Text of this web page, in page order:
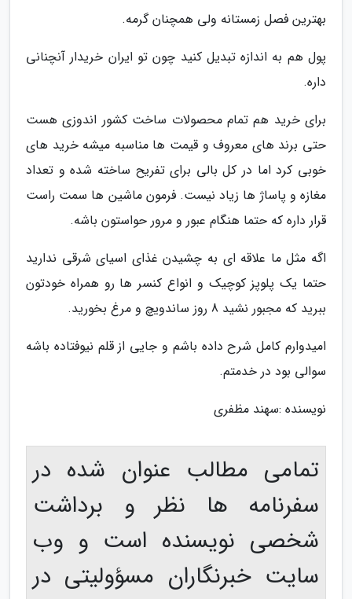
بهترین فصل زمستانه ولی همچنان گرمه.
پول هم به اندازه تبدیل کنید چون تو ایران خریدار آنچنانی
داره.
برای خرید هم تمام محصولات ساخت کشور اندوزی هست
حتی برند های معروف و قیمت ها مناسبه میشه خرید های
خوبی کرد اما در کل بالی برای تفریح ساخته شده و تعداد
مغازه و پاساژ ها زیاد نیست. فرمون ماشین ها سمت راست
قرار داره که حتما هنگام عبور و مرور حواستون باشه.
اگه مثل ما علاقه ای به چشیدن غذای اسیای شرقی ندارید
حتما یک پلوپز کوچیک و انواع کنسر ها رو همراه خودتون
ببرید که مجبور نشید 8 روز ساندویچ و مرغ بخورید.
امیدوارم کامل شرح داده باشم و جایی از قلم نیوفتاده باشه
سوالی بود در خدمتم.
نویسنده :سهند مظفری
تمامی مطالب عنوان شده در
سفرنامه ها نظر و برداشت
شخصی نویسنده است و وب
سایت خبرنگاران مسؤولیتی در